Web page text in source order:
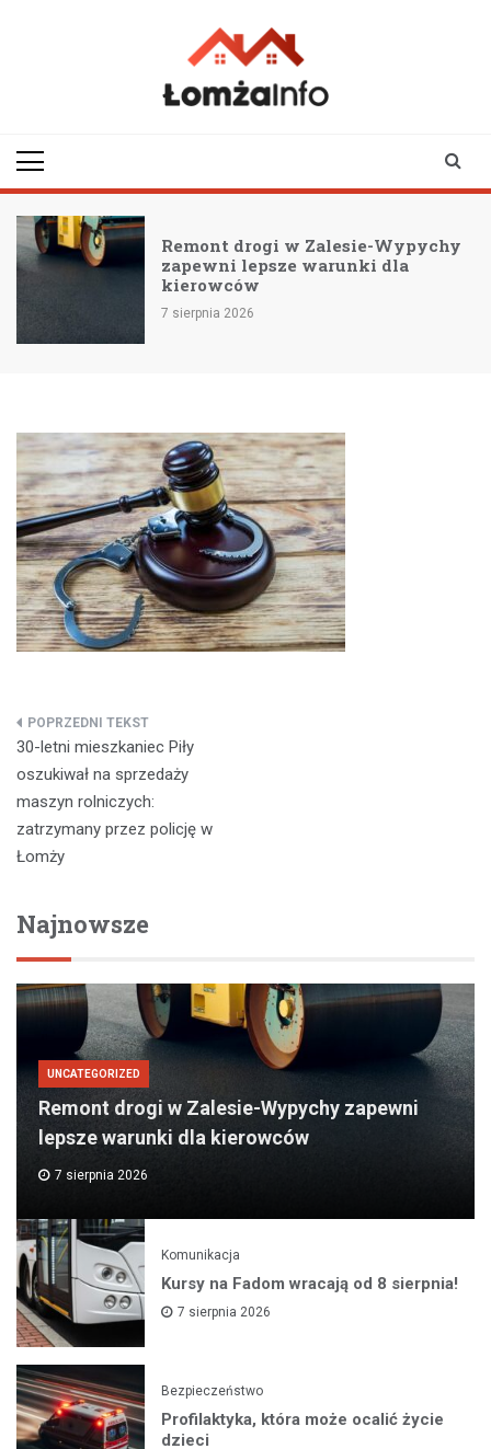
Remont drogi w Zalesie-Wypychy
zapewni lepsze warunki dla
kierowców
7 sierpnia 2026
Nawigacja
wpisu
30-letni mieszkaniec Piły
oszukiwał na sprzedaży
maszyn rolniczych:
zatrzymany przez policję w
Łomży
Najnowsze
UNCATEGORIZED
Remont drogi w Zalesie-Wypychy zapewni
lepsze warunki dla kierowców
7 sierpnia 2026
Komunikacja
Kursy na Fadom wracają od 8 sierpnia!
7 sierpnia 2026
Bezpieczeństwo
Profilaktyka, która może ocalić życie
dzieci